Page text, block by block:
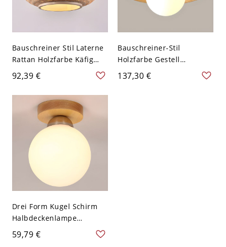
Bauschreiner Stil Laterne
Rattan Holzfarbe Käfig
Deckenlampe Zylinder
Schirm 1-Licht
Deckenleuchte - Holz
110V-120V 40,64 cm
92,39 €
Bauschreiner-Stil
Holzfarbe Gestell
Halbdeckenlampe Kugel
1-Kopf Deckenleuchte aus
137,30 €
Drei Form Kugel Schirm
Halbdeckenlampe
Bauschreiner-Stil
Holzfarbe Holz 1-Kopf
59,79 €